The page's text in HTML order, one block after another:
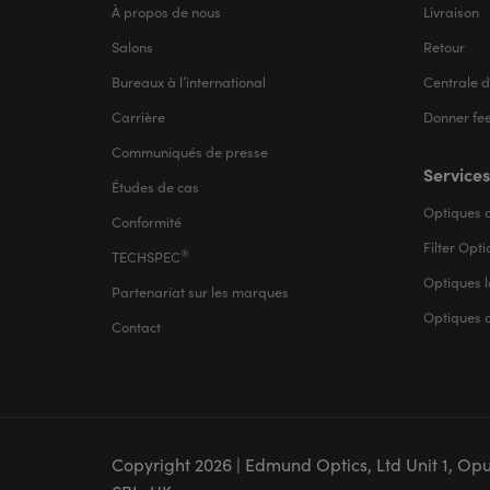
À propos de nous
Salons
Bureaux à l’international
Carrière
Communiqués de presse
Études de cas
Conformité
TECHSPEC®
Partenariat sur les marques
Contact
Livraison
Retour
Centrale
Donner
Optiques
Filter
Optiques
Optiques
Copyright 2026 | Edmund Optics, Ltd Unit 1,